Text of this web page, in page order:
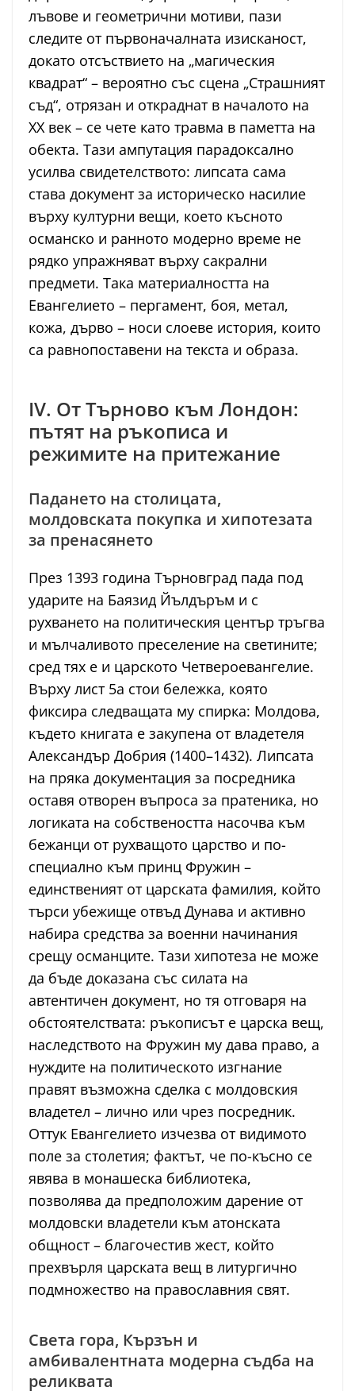
лъвове и геометрични мотиви, пази
следите от първоначалната изисканост,
докато отсъствието на „магическия
квадрат“ – вероятно със сцена „Страшният
съд“, отрязан и откраднат в началото на
ХХ век – се чете като травма в паметта на
обекта. Тази ампутация парадоксално
усилва свидетелството: липсата сама
става документ за историческо насилие
върху културни вещи, което късното
османско и ранното модерно време не
рядко упражняват върху сакрални
предмети. Така материалността на
Евангелието – пергамент, боя, метал,
кожа, дърво – носи слоеве история, които
са равнопоставени на текста и образа.
IV. От Търново към Лондон:
пътят на ръкописа и
режимите на притежание
Падането на столицата,
молдовската покупка и хипотезата
за пренасянето
През 1393 година Търновград пада под
ударите на Баязид Йълдъръм и с
рухването на политическия център тръгва
и мълчаливото преселение на светините;
сред тях е и царското Четвероевангелие.
Върху лист 5а стои бележка, която
фиксира следващата му спирка: Молдова,
където книгата е закупена от владетеля
Александър Добрия (1400–1432). Липсата
на пряка документация за посредника
оставя отворен въпроса за пратеника, но
логиката на собствеността насочва към
бежанци от рухващото царство и по-
специално към принц Фружин –
единственият от царската фамилия, който
търси убежище отвъд Дунава и активно
набира средства за военни начинания
срещу османците. Тази хипотеза не може
да бъде доказана със силата на
автентичен документ, но тя отговаря на
обстоятелствата: ръкописът е царска вещ,
наследството на Фружин му дава право, а
нуждите на политическото изгнание
правят възможна сделка с молдовския
владетел – лично или чрез посредник.
Оттук Евангелието изчезва от видимото
поле за столетия; фактът, че по-късно се
явява в монашеска библиотека,
позволява да предположим дарение от
молдовски владетели към атонската
общност – благочестив жест, който
прехвърля царската вещ в литургично
подмножество на православния свят.
Света гора, Кързън и
амбивалентната модерна съдба на
реликвата